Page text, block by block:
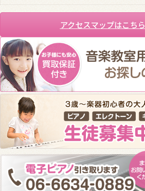
アクセスマップはこちら